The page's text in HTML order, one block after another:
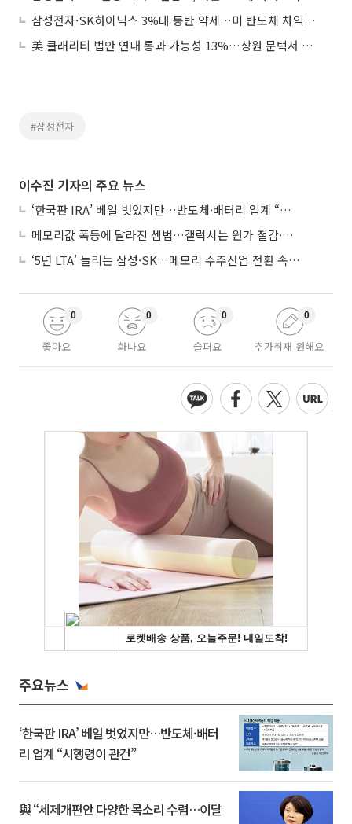
삼성전자·SK하이닉스 3%대 동반 약세…미 반도체 차익실현·중동 리스크에 '휘청'
美 클래리티 법안 연내 통과 가능성 13%…상원 문턱서 제동
#삼성전자
이수진 기자의 주요 뉴스
‘한국판 IRA’ 베일 벗었지만…반도체·배터리 업계 “시행령이 관건”
메모리값 폭등에 달라진 셈법…갤럭시는 원가 절감·아이폰은 서비스 확대
‘5년 LTA’ 늘리는 삼성·SK…메모리 수주산업 전환 속 다른 셈법
좋아요
0
화나요
0
슬퍼요
0
추가취재 원해요
0
주요뉴스
‘한국판 IRA’ 베일 벗었지만…반도체·배터
리 업계 “시행령이 관건”
與 “세제개편안 다양한 목소리 수렴…이달